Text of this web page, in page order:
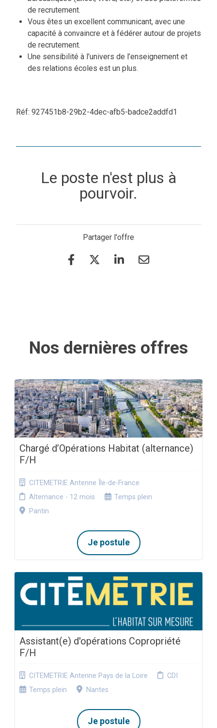
de recrutement.
Vous êtes un excellent communicant, avec une
capacité à convaincre et à fédérer autour de projets
de recrutement.
Une sensibilité à l’univers de l’enseignement et
des relations écoles est un plus.
Réf: 927451b8-29b2-4dec-afb5-badce2addfd1
Le poste n'est plus à
pourvoir.
Partager l'offre
Nos dernières offres
Chargé d’Opérations Habitat (alternance)
F/H
CITEMETRIE Antenne Île-de-France
Alternance - 12 mois
Temps plein
Pantin
Je postule
Assistant(e) d'opérations Copropriété
F/H
CITEMETRIE Antenne Pays de la Loire
CDI
Temps plein
Nantes
Je postule